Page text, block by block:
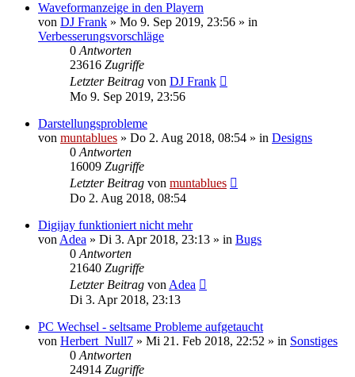
Waveformanzeige in den Playern
von DJ Frank » Mo 9. Sep 2019, 23:56 » in
Verbesserungsvorschläge
0 Antworten
23616 Zugriffe
Letzter Beitrag von DJ Frank
Mo 9. Sep 2019, 23:56
Darstellungsprobleme
von muntablues » Do 2. Aug 2018, 08:54 » in Designs
0 Antworten
16009 Zugriffe
Letzter Beitrag von muntablues
Do 2. Aug 2018, 08:54
Digijay funktioniert nicht mehr
von Adea » Di 3. Apr 2018, 23:13 » in Bugs
0 Antworten
21640 Zugriffe
Letzter Beitrag von Adea
Di 3. Apr 2018, 23:13
PC Wechsel - seltsame Probleme aufgetaucht
von Herbert_Null7 » Mi 21. Feb 2018, 22:52 » in Sonstiges
0 Antworten
24914 Zugriffe